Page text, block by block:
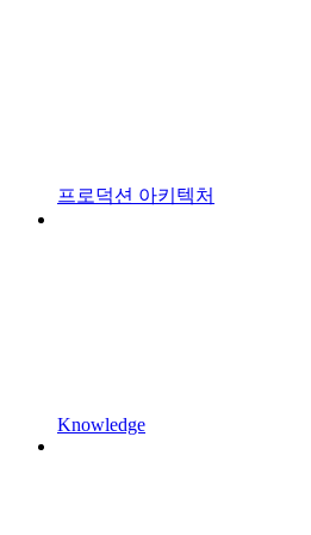
프로덕션 아키텍처
Knowledge